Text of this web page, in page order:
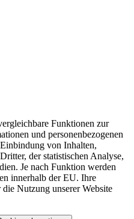
Funktionen zur
und personenbezogenen
von Inhalten,
der statistischen Analyse,
Je nach Funktion werden
innerhalb der EU. Ihre
Nutzung unserer Website